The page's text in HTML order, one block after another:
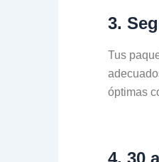
3.
Tus
óptimas
4. 30